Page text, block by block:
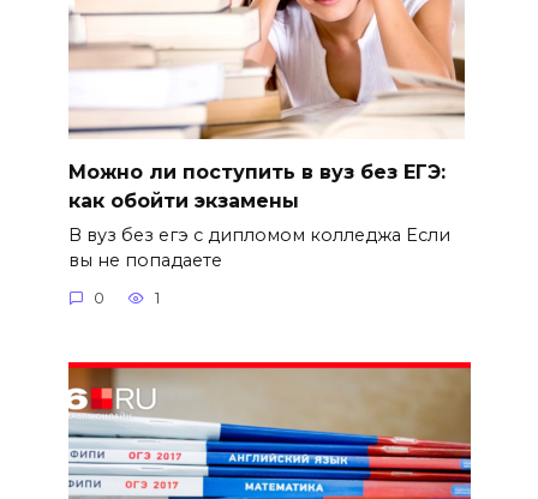
Можно ли поступить в вуз без ЕГЭ:
как обойти экзамены
В вуз без егэ с дипломом колледжа Если
вы не попадаете
0 1